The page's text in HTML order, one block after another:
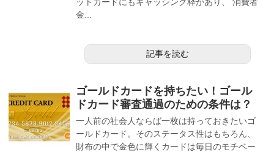
金...
記事を読む
ゴールドカードを持ちたい！ゴール
ドカード審査通過のための条件は？
一人前の社会人ならば一枚は持っておきたいゴ
ールドカード。そのステータス性はもちろん、
財布の中で金色に輝くカードは毎日のモチベー